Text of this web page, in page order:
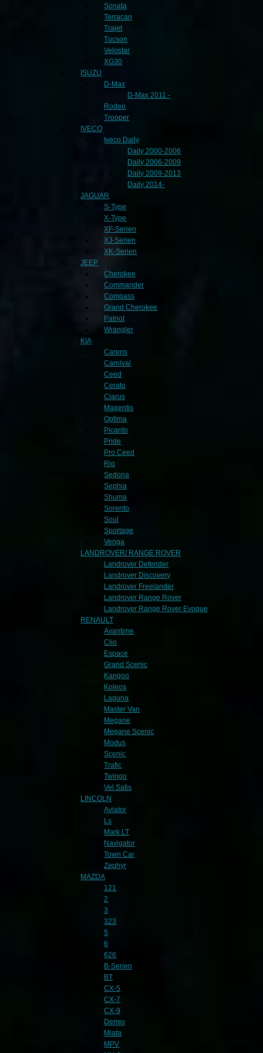
Sonata
Terracan
Trajet
Tucson
Velostar
XG30
ISUZU
D-Max
D-Max 2011 -
Rodeo
Trooper
IVECO
Iveco Daily
Daily 2000-2006
Daily 2006-2009
Daily 2009-2013
Daily 2014-
JAGUAR
S-Type
X-Type
XF-Serien
XJ-Serien
XK-Serien
JEEP
Cherokee
Commander
Compass
Grand Cherokee
Patriot
Wrangler
KIA
Carens
Carnival
Ceed
Cerato
Clarus
Magentis
Optima
Picanto
Pride
Pro Ceed
Rio
Sedona
Sephia
Shuma
Sorento
Soul
Sportage
Venga
LANDROVER/ RANGE ROVER
Landrover Defender
Landrover Discovery
Landrover Freelander
Landrover Range Rover
Landrover Range Rover Evoque
RENAULT
Avantime
Clio
Espace
Grand Scenic
Kangoo
Koleos
Laguna
Master Van
Megane
Megane Scenic
Modus
Scenic
Trafic
Twingo
Vel Satis
LINCOLN
Aviator
Ls
Mark LT
Navigator
Town Car
Zephyr
MAZDA
121
2
3
323
5
6
626
B-Serien
BT
CX-5
CX-7
CX-9
Demio
Miata
MPV